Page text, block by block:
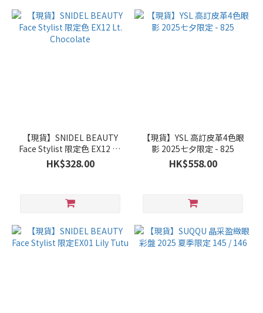
【現貨】SNIDEL BEAUTY
Face Stylist 限定色 EX12 Lt.
Chocolate
HK$328.00
【現貨】YSL 高訂皮革4色眼
影 2025七夕限定 - 825
HK$558.00